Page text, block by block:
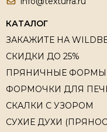
КАТАЛОГ
ЗАКАЖИТЕ НА
СКИДКИ ДО 25%
ПРЯНИЧНЫЕ ФОРМЫ
ФОРМОЧКИ ДЛЯ
СКАЛКИ С УЗОРОМ
СУХИЕ ДУХИ